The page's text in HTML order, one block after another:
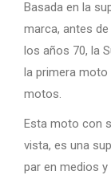
Basada en la
marca, antes
los años 70, la
la primera moto
motos.
Esta moto con
vista, es una
par en medios